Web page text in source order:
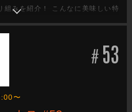
組みを紹介！ こんなに美味しい特
街の魅力をもっと知ってほし
らいい？ 日本の未来を次世代へと
トがきっと見つかる！
# 53
〜